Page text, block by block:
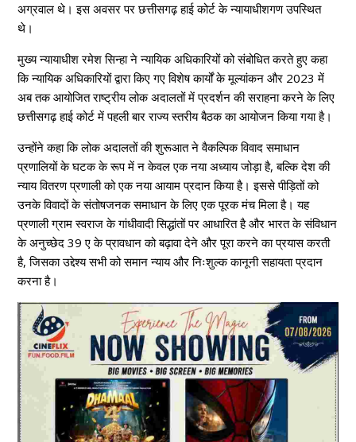
अग्रवाल थे। इस अवसर पर छत्तीसगढ़ हाई कोर्ट के न्यायाधीशगण उपस्थित
थे।
मुख्य न्यायाधीश रमेश सिन्हा ने न्यायिक अधिकारियों को संबोधित करते हुए कहा
कि न्यायिक अधिकारियों द्वारा किए गए विशेष कार्यों के मूल्यांकन और 2023 में
अब तक आयोजित राष्ट्रीय लोक अदालतों में प्रदर्शन की सराहना करने के लिए
छत्तीसगढ़ हाई कोर्ट में पहली बार राज्य स्तरीय बैठक का आयोजन किया गया है।
उन्होंने कहा कि लोक अदालतों की शुरूआत ने वैकल्पिक विवाद समाधान
प्रणालियों के घटक के रूप में न केवल एक नया अध्याय जोड़ा है, बल्कि देश की
न्याय वितरण प्रणाली को एक नया आयाम प्रदान किया है। इससे पीड़ितों को
उनके विवादों के संतोषजनक समाधान के लिए एक पूरक मंच मिला है। यह
प्रणाली ग्राम स्वराज के गांधीवादी सिद्धांतों पर आधारित है और भारत के संविधान
के अनुच्छेद 39 ए के प्रावधान को बढ़ावा देने और पूरा करने का प्रयास करती
है, जिसका उद्देश्य सभी को समान न्याय और निःशुल्क कानूनी सहायता प्रदान
करना है।